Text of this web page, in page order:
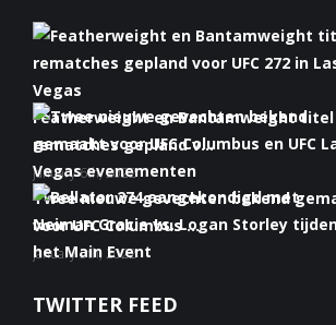
Featherweight en Bantamweight titel
rematches gepland v...
January 6th, 2022
Twee nieuwe gevechten bekend
voor UFC Columbus ...
January 5th, 2022
Gracie vs. Logan S...
TWITTER FEED